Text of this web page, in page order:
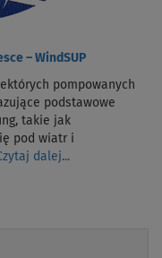
– WindSUP
pompowanych
podstawowe
takie jak
pod wiatr i
dalej...